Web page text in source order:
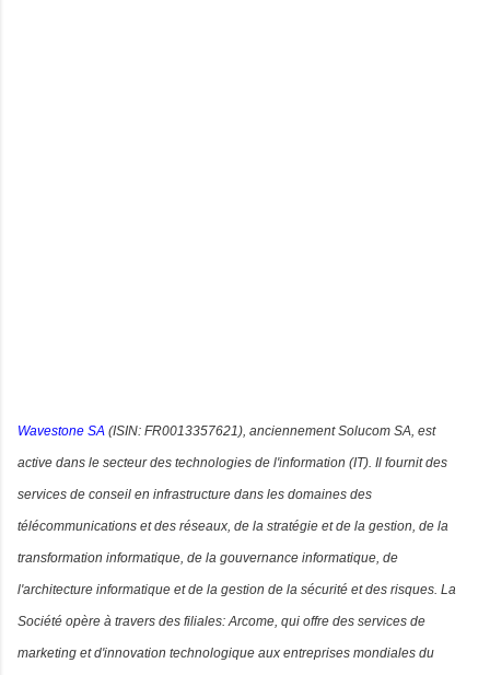
Wavestone SA (ISIN: FR0013357621), anciennement Solucom SA, est
active dans le secteur des technologies de l'information (IT). Il fournit des
services de conseil en infrastructure dans les domaines des
télécommunications et des réseaux, de la stratégie et de la gestion, de la
transformation informatique, de la gouvernance informatique, de
l'architecture informatique et de la gestion de la sécurité et des risques. La
Société opère à travers des filiales: Arcome, qui offre des services de
marketing et d'innovation technologique aux entreprises mondiales du